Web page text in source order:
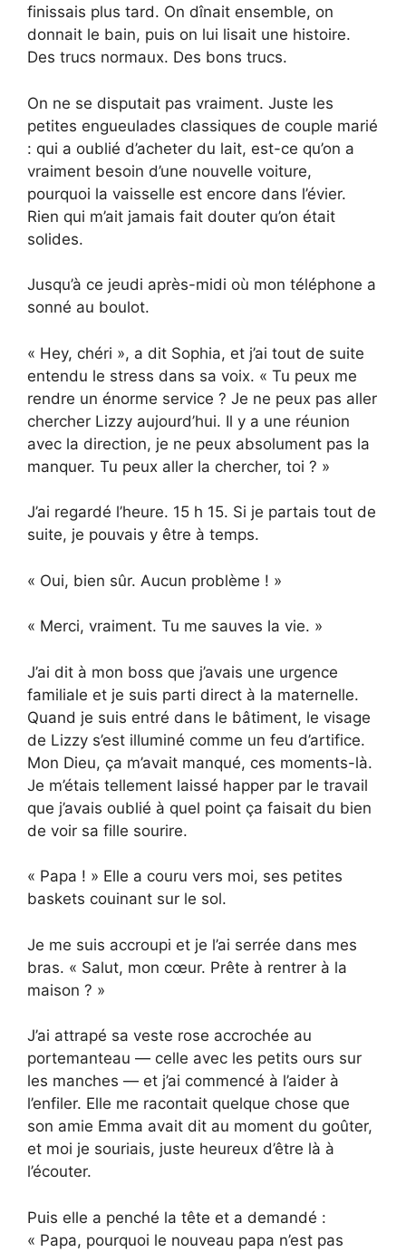
finissais plus tard. On dînait ensemble, on
donnait le bain, puis on lui lisait une histoire.
Des trucs normaux. Des bons trucs.
On ne se disputait pas vraiment. Juste les
petites engueulades classiques de couple marié
: qui a oublié d’acheter du lait, est-ce qu’on a
vraiment besoin d’une nouvelle voiture,
pourquoi la vaisselle est encore dans l’évier.
Rien qui m’ait jamais fait douter qu’on était
solides.
Jusqu’à ce jeudi après-midi où mon téléphone a
sonné au boulot.
« Hey, chéri », a dit Sophia, et j’ai tout de suite
entendu le stress dans sa voix. « Tu peux me
rendre un énorme service ? Je ne peux pas aller
chercher Lizzy aujourd’hui. Il y a une réunion
avec la direction, je ne peux absolument pas la
manquer. Tu peux aller la chercher, toi ? »
J’ai regardé l’heure. 15 h 15. Si je partais tout de
suite, je pouvais y être à temps.
« Oui, bien sûr. Aucun problème ! »
« Merci, vraiment. Tu me sauves la vie. »
J’ai dit à mon boss que j’avais une urgence
familiale et je suis parti direct à la maternelle.
Quand je suis entré dans le bâtiment, le visage
de Lizzy s’est illuminé comme un feu d’artifice.
Mon Dieu, ça m’avait manqué, ces moments-là.
Je m’étais tellement laissé happer par le travail
que j’avais oublié à quel point ça faisait du bien
de voir sa fille sourire.
« Papa ! » Elle a couru vers moi, ses petites
baskets couinant sur le sol.
Je me suis accroupi et je l’ai serrée dans mes
bras. « Salut, mon cœur. Prête à rentrer à la
maison ? »
J’ai attrapé sa veste rose accrochée au
portemanteau — celle avec les petits ours sur
les manches — et j’ai commencé à l’aider à
l’enfiler. Elle me racontait quelque chose que
son amie Emma avait dit au moment du goûter,
et moi je souriais, juste heureux d’être là à
l’écouter.
Puis elle a penché la tête et a demandé :
« Papa, pourquoi le nouveau papa n’est pas